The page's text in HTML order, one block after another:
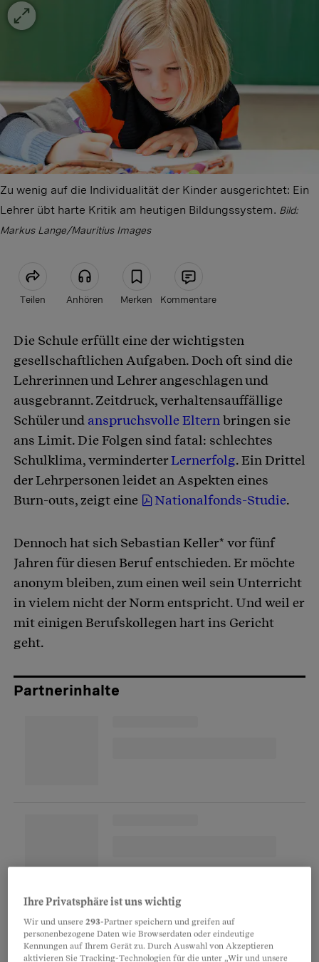
Zu wenig auf die Individualität der Kinder ausgerichtet: Ein
Lehrer übt harte Kritik am heutigen Bildungssystem. Bild:
Markus Lange/Mauritius Images
Teilen Anhören Merken Kommentare
Artikel teilen
Die Schule erfüllt eine der wichtigsten
gesellschaftlichen Aufgaben. Doch oft sind die
Lehrerinnen und Lehrer angeschlagen und
ausgebrannt. Zeitdruck, verhaltensauffällige
Schüler und anspruchsvolle Elternbringen sie
ans Limit. Die Folgen sind fatal: schlechtes
Schulklima, verminderterLernerfolg. Ein Drittel
der Lehrpersonen leidet an Aspekten eines
Burn-outs, zeigt eine
Nationalfonds-Studie.
Dennoch hat sich Sebastian Keller* vor fünf
Jahren für diesen Beruf entschieden. Er möchte
anonym bleiben, zum einen weil sein Unterricht
in vielem nicht der Norm entspricht. Und weil er
mit einigen Berufskollegen hart ins Gericht
geht.
Partnerinhalte
Der Quereinsteiger
Mit 45 drückte Keller nochmals die Schulbank
Ihre Privatsphäre ist uns wichtig
Wir und unsere293-Partner speichern und greifen auf
personenbezogene Daten wie Browserdaten oder eindeutige
Kennungen auf Ihrem Gerät zu. Durch Auswahl von Akzeptieren
aktivieren Sie Tracking-Technologien für die unter „Wir und unsere